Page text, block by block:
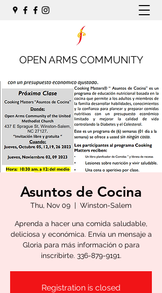
OPEN ARMS COMMUNITY
Asuntos de Cocina
Thu, Nov 09
  |
Winston-Salem
Aprenda a hacer una comida saludable,
deliciosa y económica. Envía un mensaje a
Gloria para más información o para
inscribirte. 336-879-9191.
Registration is closed